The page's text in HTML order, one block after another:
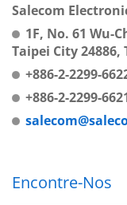
Salecom
1F, No. 61 Wu-
Taipei City 24886,
+886-2-2299-
+886-2-2299-
Encontre-Nos